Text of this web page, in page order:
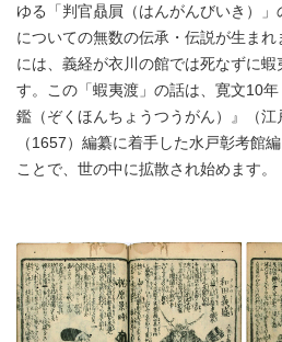
ゆる「判官贔屓（はんがんびいき）
についての無数の伝承・伝説が生ま
には、義経が衣川の館では死なずに蝦
す。この「蝦夷渡」の話は、寛文10
鑑（ぞくほんちょうつうがん）』（
（1657）編纂に着手した水戸彰考館
ことで、世の中に拡散され始めます。